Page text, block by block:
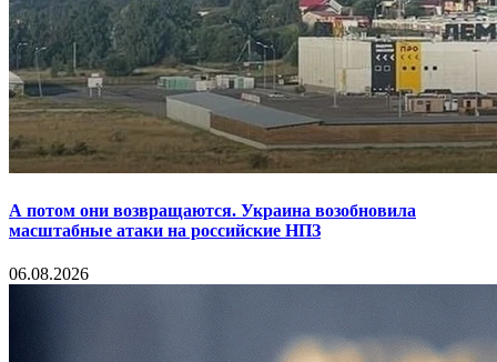
А потом они возвращаются. Украина возобновила
масштабные атаки на российские НПЗ
06.08.2026